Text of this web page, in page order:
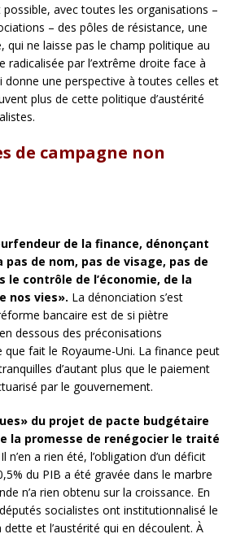
possible, avec toutes les organisations –
– des pôles de résistance, une
qui ne laisse pas le champ politique au
radicalisée par l’extrême droite face à
donne une perspective à toutes celles et
plus de cette politique d’austérité
de campagne non
de la finance, dénonçant
pas de nom, pas de visage, pas de
le contrôle de l’économie, de la
nos vies». La dénonciation s’est
bancaire est de si piètre
dessous des préconisations
que fait le Royaume-Uni. La finance peut
d’autant plus que le paiement
par le gouvernement.
du projet de pacte budgétaire
la promesse de renégocier le traité
Il n’en a rien été, l’obligation d’un déficit
du PIB a été gravée dans le marbre
n’a rien obtenu sur la croissance. En
socialistes ont institutionnalisé le
et l’austérité qui en découlent. À